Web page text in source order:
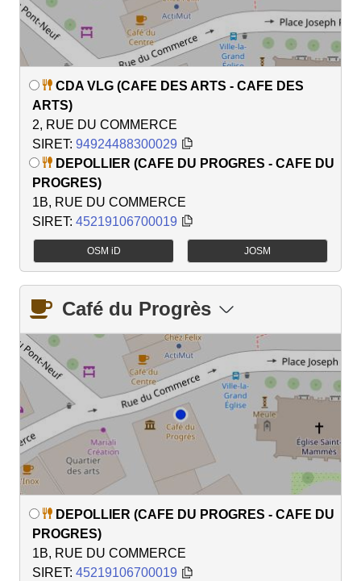
CDA VLG (CAFE DES ARTS - CAFE DES
ARTS)
2, RUE DU COMMERCE
SIRET: 94924488300029
DEPOLLIER (CAFE DU PROGRES - CAFE DU
PROGRES)
1B, RUE DU COMMERCE
SIRET: 45219106700019
OSM iD JOSM
Café du Progrès
DEPOLLIER (CAFE DU PROGRES - CAFE DU
PROGRES)
1B, RUE DU COMMERCE
SIRET: 45219106700019